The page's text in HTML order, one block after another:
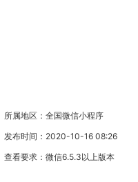
所属地区：全国微信小程序
发布时间：2020-10-16 08:26
查看要求：微信6.5.3以上版本